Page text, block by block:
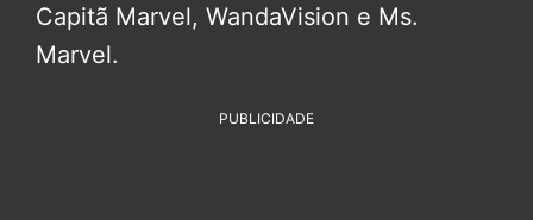
Capitã Marvel, WandaVision e Ms.
Marvel.
PUBLICIDADE